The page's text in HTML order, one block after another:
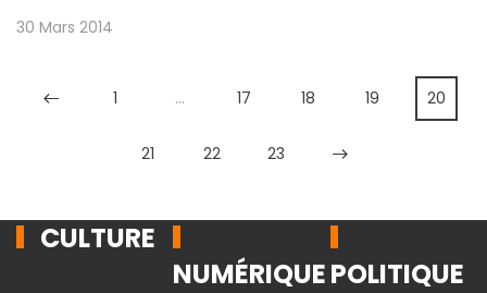
30 Mars 2014
1 … 17 18 19 20
21 22 23
CULTURE
NUMÉRIQUEPOLITIQUE